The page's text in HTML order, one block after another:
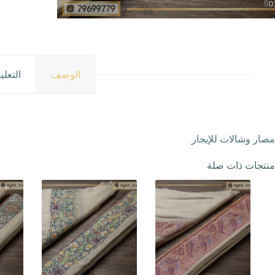
الوصف
مصار وشالات للإيجار
منتجات ذات صلة